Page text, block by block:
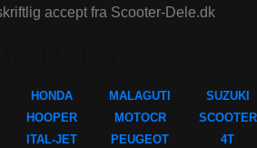
accept fra Scooter-Dele.dk
HONDA
HOOPER
ITAL-JET
MALAGUTI
MOTOCR
PEUGEOT
SUZUKI
SCOOTER
4T